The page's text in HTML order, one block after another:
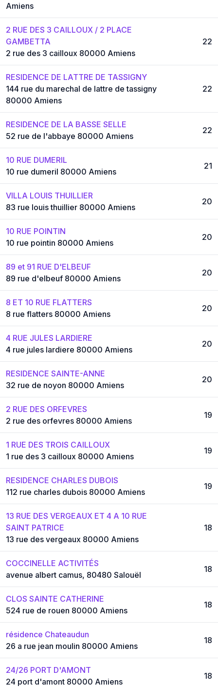
Amiens
2 RUE DES 3 CAILLOUX / 2 PLACE
GAMBETTA
2 rue des 3 cailloux 80000 Amiens
22
RESIDENCE DE LATTRE DE TASSIGNY
144 rue du marechal de lattre de tassigny
80000 Amiens
22
RESIDENCE DE LA BASSE SELLE
52 rue de l'abbaye 80000 Amiens
22
10 RUE DUMERIL
10 rue dumeril 80000 Amiens
21
VILLA LOUIS THUILLIER
83 rue louis thuillier 80000 Amiens
20
10 RUE POINTIN
10 rue pointin 80000 Amiens
20
89 et 91 RUE D'ELBEUF
89 rue d'elbeuf 80000 Amiens
20
8 ET 10 RUE FLATTERS
8 rue flatters 80000 Amiens
20
4 RUE JULES LARDIERE
4 rue jules lardiere 80000 Amiens
20
RESIDENCE SAINTE-ANNE
32 rue de noyon 80000 Amiens
20
2 RUE DES ORFEVRES
2 rue des orfevres 80000 Amiens
19
1 RUE DES TROIS CAILLOUX
1 rue des 3 cailloux 80000 Amiens
19
RESIDENCE CHARLES DUBOIS
112 rue charles dubois 80000 Amiens
19
13 RUE DES VERGEAUX ET 4 A 10 RUE
SAINT PATRICE
13 rue des vergeaux 80000 Amiens
18
COCCINELLE ACTIVITÉS
avenue albert camus, 80480 Salouël
18
CLOS SAINTE CATHERINE
524 rue de rouen 80000 Amiens
18
résidence Chateaudun
26 a rue jean moulin 80000 Amiens
18
24/26 PORT D'AMONT
24 port d'amont 80000 Amiens
18